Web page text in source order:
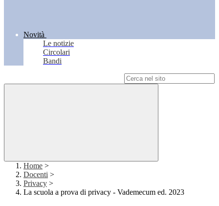
Novità
Le notizie
Circolari
Bandi
Home >
Docenti >
Privacy >
La scuola a prova di privacy - Vademecum ed. 2023